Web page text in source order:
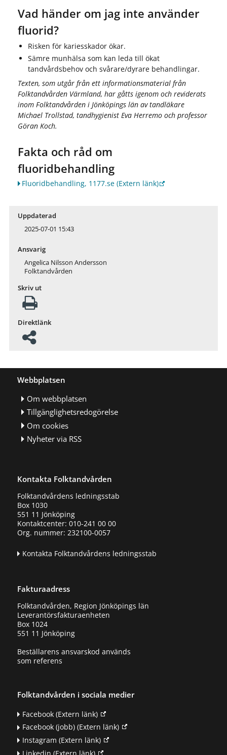
Vad händer om jag inte använder
fluorid?
Risken för kariesskador ökar.
Sämre munhälsa som kan leda till ökat
tandvårdsbehov och svårare/dyrare behandlingar.
Texten, som utgår från ett informationsmaterial från
Folktandvården Värmland, har gåtts igenom och reviderats
inom Folktandvården i Jönköpings län av tandläkare
Michael Trollstad, tandhygienist Eva Herremo och professor
Göran Koch.
Fakta och råd om
fluoridbehandling
Fluoridbehandling, 1177.se(Extern länk)
Uppdaterad
2025-07-01 15:43
Ansvarig
Angelica Nilsson Andersson
Folktandvården
Skriv ut
Direktlänk
Webbplatsen
Om webbplatsen
Tillgänglighetsredogörelse
Om cookies
Nyheter via RSS
Kontakta Folktandvården
Folktandvårdens ledningsstab
Box 1030
551 11 Jönköping
Kontaktcenter: 010-241 00 00
Org. nummer: 232100-0057
Kontakta Folktandvårdens ledningsstab
Fakturaadress
Folktandvården, Region Jönköpings län
Leverantörsfakturaenheten
Box 1024
551 11 Jönköping
Beställarens ansvarskod används
som referens
Folktandvården i sociala medier
Facebook(Extern länk)
Facebook (jobb)(Extern länk)
Instagram (Extern länk)
Linkedin (Extern länk)